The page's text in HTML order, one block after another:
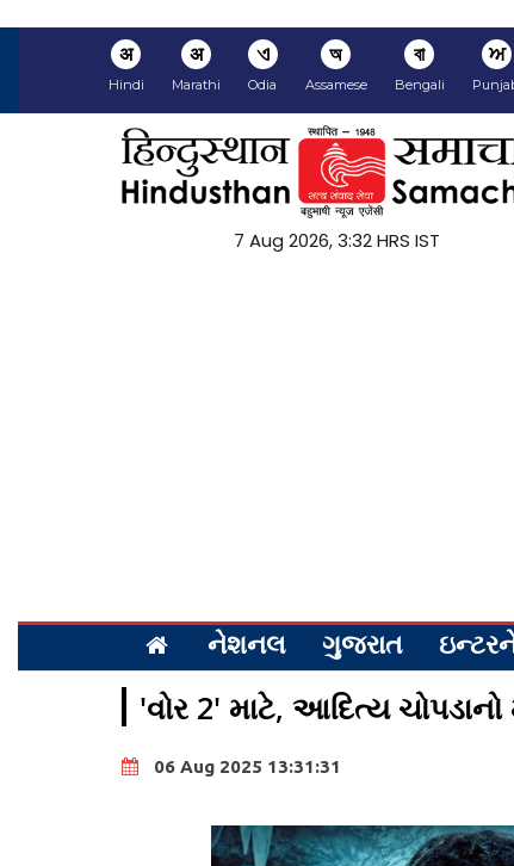
अ
Hindi
अ
Marathi
ଏ
Odia
অ
Assamese
বা
Bengali
ਅ
7 Aug 2026, 3:33 HRS IST
નેશનલ ગુજરાત
'વોર 2' માટે, આદિત્ય ચોપડાનો
06 Aug 2025 13:31:31